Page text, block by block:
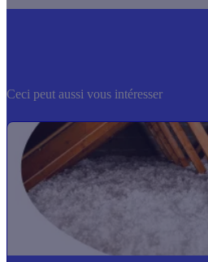
Ceci peut aussi vous intéresser